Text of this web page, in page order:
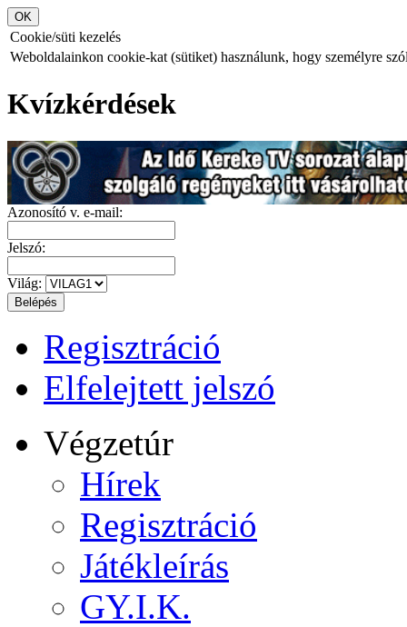
Cookie/süti kezelés
Weboldalainkon cookie-kat (sütiket) használunk, hogy személyre
Kvízkérdések
Azonosító v. e-mail:
Jelszó:
Világ:
Regisztráció
Elfelejtett jelszó
Végzetúr
Hírek
Regisztráció
Játékleírás
GY.I.K.